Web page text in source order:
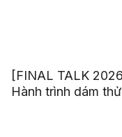
[FINAL TALK
Hành trình dám